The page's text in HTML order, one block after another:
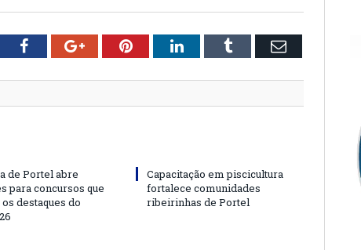
FacebookGoogle+PinterestLinkedInTumblr Email
de Portel abre
para concursos que
destaques do
Capacitação em piscicultura
fortalece comunidades
ribeirinhas de Portel